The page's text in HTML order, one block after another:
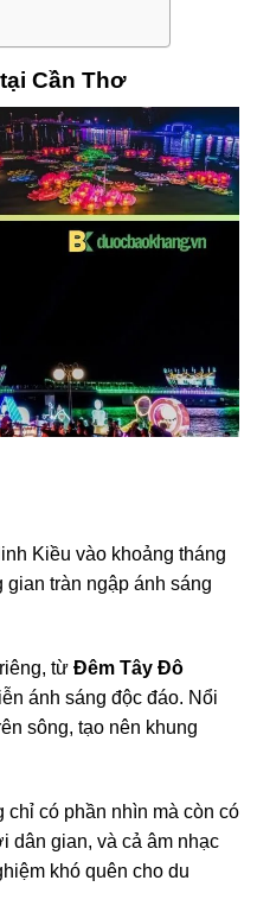
Cần Thơ
Kiều vào khoảng tháng
gian tràn ngập ánh sáng
từ Đêm Tây Đô
ánh sáng độc đáo. Nổi
sông, tạo nên khung
chỉ có phần nhìn mà còn có
dân gian, và cả âm nhạc
khó quên cho du